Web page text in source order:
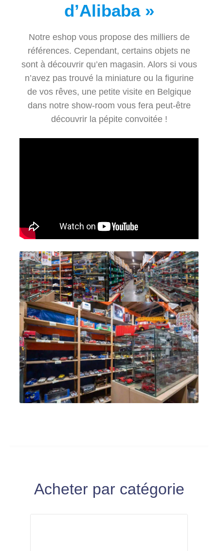
d’Alibaba »
Notre eshop vous propose des milliers de
références. Cependant, certains objets ne
sont à découvrir qu’en magasin. Alors si vous
n’avez pas trouvé la miniature ou la figurine
de vos rêves, une petite visite en Belgique
dans notre show-room vous fera peut-être
découvrir la pépite convoitée !
Acheter par catégorie